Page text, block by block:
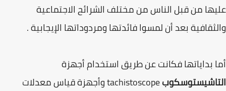
عليها من قبل الناس من مختلف الشرائح الاجتماعية
والثقافية بعد أن لمسوا فائدتها ومردوداتها الإيجابية .
أما بداياتها فكانت عن طريق استخدام أجهزة
التاشيستوسكوب
tachistoscope وأجهزة قياس معدلات